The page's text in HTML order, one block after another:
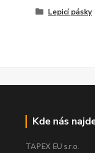
Lepicí pásky
Kde nás
TAPEX EU s.r.o.